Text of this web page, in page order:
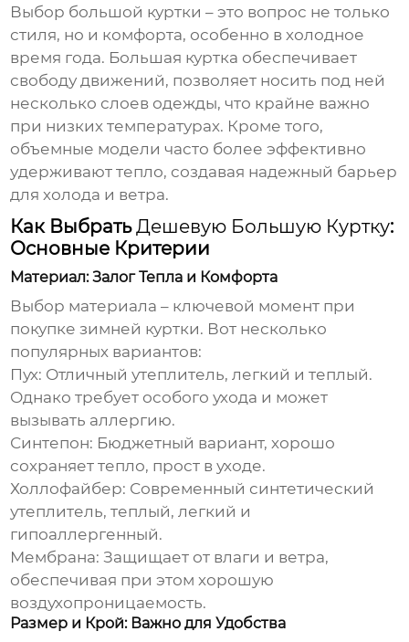
Выбор большой куртки – это вопрос не только
стиля, но и комфорта, особенно в холодное
время года. Большая куртка обеспечивает
свободу движений, позволяет носить под ней
несколько слоев одежды, что крайне важно
при низких температурах. Кроме того,
объемные модели часто более эффективно
удерживают тепло, создавая надежный барьер
для холода и ветра.
Как ВыбратьДешевую Большую Куртку:
Основные Критерии
Материал: Залог Тепла и Комфорта
Выбор материала – ключевой момент при
покупке зимней куртки. Вот несколько
популярных вариантов:
Пух: Отличный утеплитель, легкий и теплый.
Однако требует особого ухода и может
вызывать аллергию.
Синтепон: Бюджетный вариант, хорошо
сохраняет тепло, прост в уходе.
Холлофайбер: Современный синтетический
утеплитель, теплый, легкий и
гипоаллергенный.
Мембрана: Защищает от влаги и ветра,
обеспечивая при этом хорошую
воздухопроницаемость.
Размер и Крой: Важно для Удобства